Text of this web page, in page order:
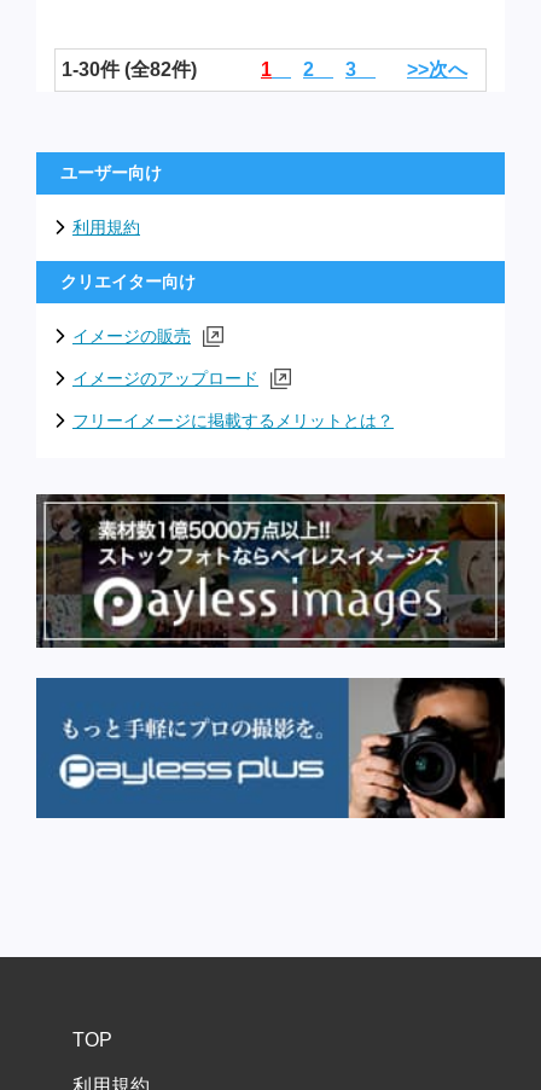
1-30件 (全82件) 1 2 3 >>次へ
ユーザー向け
利用規約
クリエイター向け
イメージの販売
イメージのアップロード
フリーイメージに掲載するメリットとは？
TOP